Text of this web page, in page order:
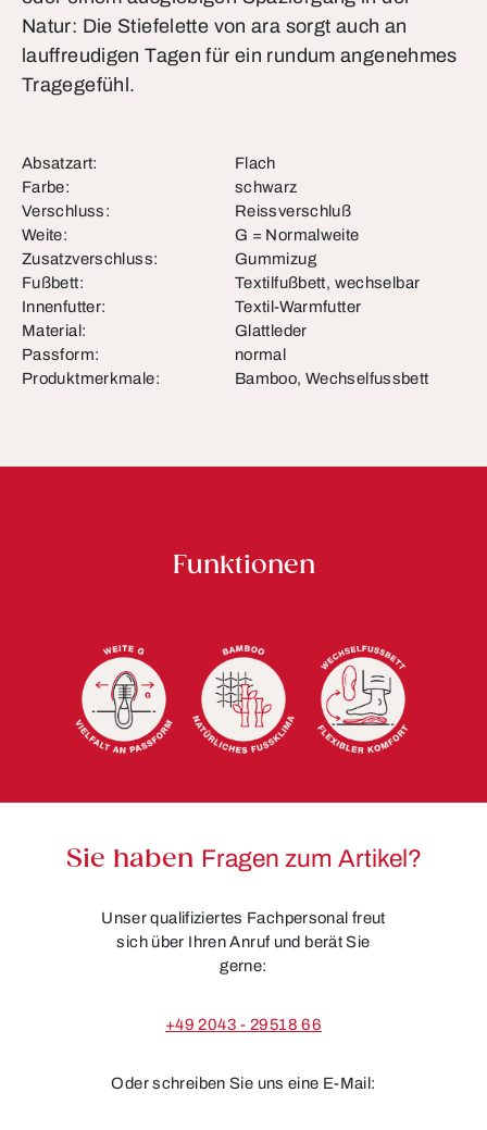
Natur: Die Stiefelette von ara sorgt auch an
lauffreudigen Tagen für ein rundum angenehmes
Tragegefühl.
Absatzart:
Flach
Farbe:
schwarz
Verschluss:
Reissverschluß
Weite:
G = Normalweite
Zusatzverschluss:
Gummizug
Fußbett:
Textilfußbett, wechselbar
Innenfutter:
Textil-Warmfutter
Material:
Glattleder
Passform:
normal
Produktmerkmale:
Bamboo, Wechselfussbett
Funktionen
Sie haben Fragen zum Artikel?
Unser qualifiziertes Fachpersonal freut
sich über Ihren Anruf und berät Sie
gerne:
+49 2043 - 29518 66
Oder schreiben Sie uns eine E-Mail: